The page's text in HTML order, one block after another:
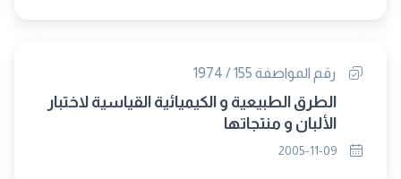
رقم المواصفة 155 / 1974
الطرق الطبيعية و الكيميائية القياسية لاختبار
الألبان و منتجاتها